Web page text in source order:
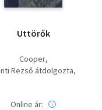
Uttörők
Cooper
Rezső átdolgozta
Online ár: